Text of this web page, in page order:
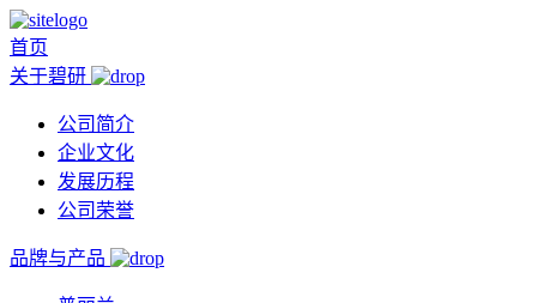
首页
关于碧研
公司简介
企业文化
发展历程
公司荣誉
品牌与产品